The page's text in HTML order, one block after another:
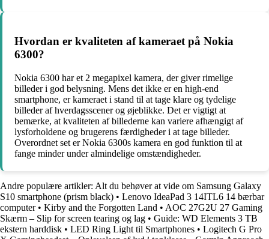
Hvordan er kvaliteten af ​​kameraet på Nokia
6300?
Nokia 6300 har et 2 megapixel kamera, der giver rimelige
billeder i god belysning. Mens det ikke er en high-end
smartphone, er kameraet i stand til at tage klare og tydelige
billeder af hverdagsscener og øjeblikke. Det er vigtigt at
bemærke, at kvaliteten af ​​billederne kan variere afhængigt af
lysforholdene og brugerens færdigheder i at tage billeder.
Overordnet set er Nokia 6300s kamera en god funktion til at
fange minder under almindelige omstændigheder.
Andre populære artikler: Alt du behøver at vide om Samsung Galaxy
S10 smartphone (prism black) • Lenovo IdeaPad 3 14ITL6 14 bærbar
computer• Kirby and the Forgotten Land • AOC 27G2U 27 Gaming
Skærm – Slip for screen tearing og lag • Guide: WD Elements 3 TB
ekstern harddisk • LED Ring Light til Smartphones • Logitech G Pro